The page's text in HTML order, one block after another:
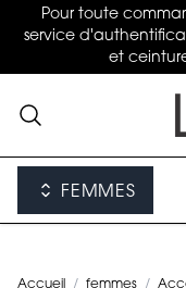
Pour toute
service
et
FEMMES
Accueil / femmes /